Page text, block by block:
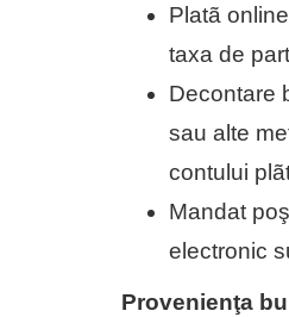
Platã
taxa de
Decontare
sau alte
contului
Mandat
electronic
Provenienţa